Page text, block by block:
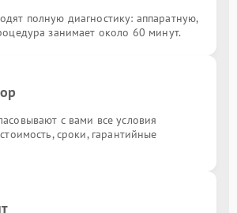
полную диагностику: аппаратную,
занимает около 60 минут.
с вами все условия
сроки, гарантийные